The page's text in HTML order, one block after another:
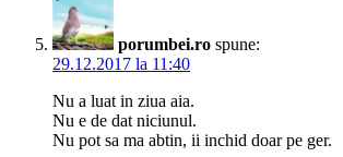
porumbei.ro spune:
29.12.2017 la 11:40
Nu a luat in ziua aia.
Nu e de dat niciunul.
Nu pot sa ma abtin, ii inchid doar pe ger.